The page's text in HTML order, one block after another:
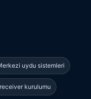
uydu sistemleri
kurulumu